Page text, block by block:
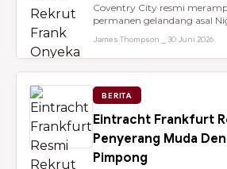
Coventry City resmi
permanen gelandang asal
James Thompson ⎯ 30 Juni 2026
BERITA
Eintracht Frankfurt
Penyerang Muda
Pimpong